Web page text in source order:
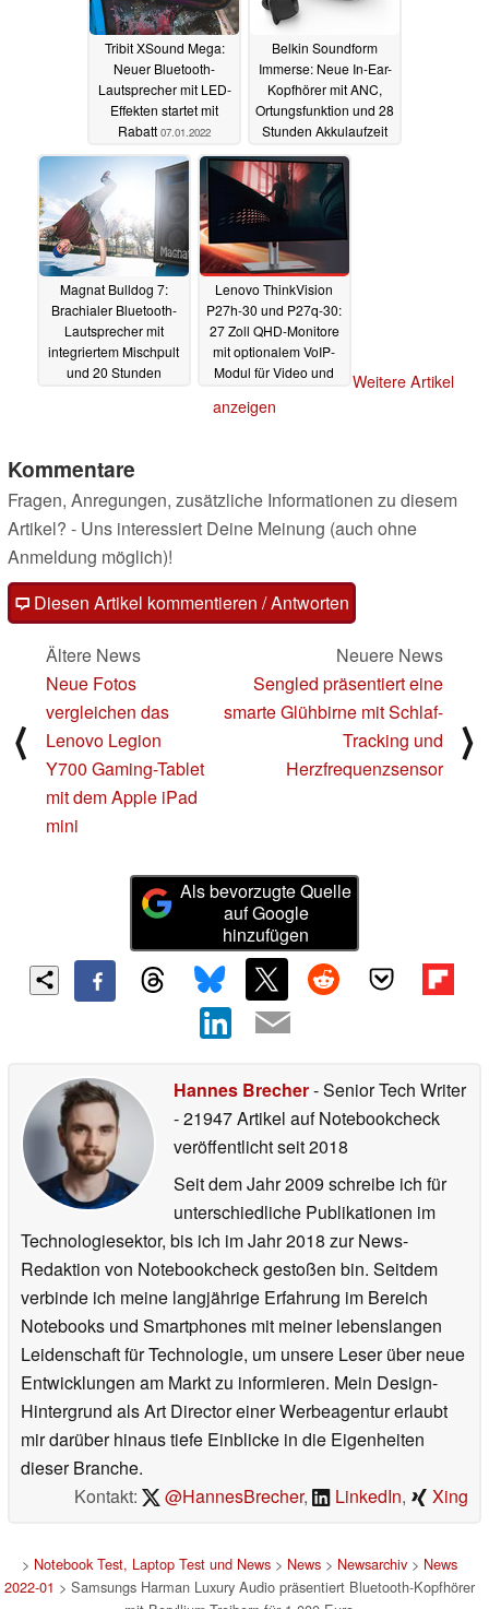
Tribit XSound Mega:
Neuer Bluetooth-
Lautsprecher mit LED-
Effekten startet mit
Rabatt 07.01.2022
Belkin Soundform
Immerse: Neue In-Ear-
Kopfhörer mit ANC,
Ortungsfunktion und 28
Stunden Akkulaufzeit
07.01.2022
Magnat Bulldog 7:
Brachialer Bluetooth-
Lautsprecher mit
integriertem Mischpult
und 20 Stunden
Lenovo ThinkVision
P27h-30 und P27q-30:
27 Zoll QHD-Monitore
mit optionalem VoIP-
Modul für Video und
05.01.2022
Weitere Artikel
anzeigen
Kommentare
Fragen, Anregungen, zusätzliche Informationen zu diesem
Artikel? - Uns interessiert Deine Meinung (auch ohne
Anmeldung möglich)!
Diesen Artikel kommentieren / Antworten
⟨
Ältere News
Neue Fotos
vergleichen das
Lenovo Legion
Y700 Gaming-Tablet
mit dem Apple iPad
mini
Neuere News
Sengled präsentiert eine
smarte Glühbirne mit Schlaf-
Tracking und
Herzfrequenzsensor
⟩
Als bevorzugte Quelle
auf Google
hinzufügen
Hannes Brecher- Senior Tech Writer
- 21947 Artikel auf Notebookcheck
veröffentlichtseit 2018
Seit dem Jahr 2009 schreibe ich für
unterschiedliche Publikationen im
Technologiesektor, bis ich im Jahr 2018 zur News-
Redaktion von Notebookcheck gestoßen bin. Seitdem
verbinde ich meine langjährige Erfahrung im Bereich
Notebooks und Smartphones mit meiner lebenslangen
Leidenschaft für Technologie, um unsere Leser über neue
Entwicklungen am Markt zu informieren. Mein Design-
Hintergrund als Art Director einer Werbeagentur erlaubt
mir darüber hinaus tiefe Einblicke in die Eigenheiten
dieser Branche.
Kontakt:
@HannesBrecher, LinkedIn, Xing
> Notebook Test, Laptop Test und News> News> Newsarchiv> News
2022-01 > Samsungs Harman Luxury Audio präsentiert Bluetooth-Kopfhörer